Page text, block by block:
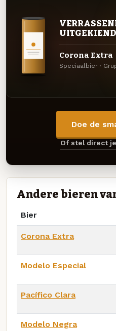
Corona Extra
Speciaalbier ·
Doe de
Of stel direct
Andere bieren
Bier
Corona Extra
Modelo Especial
Pacífico Clara
Modelo Negra